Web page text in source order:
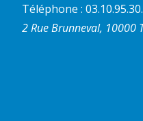
Téléphone :
2 Rue Brunneval, 10000